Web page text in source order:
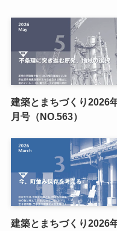
建築とまちづくり2026
月号（NO.563）
建築とまちづくり2026